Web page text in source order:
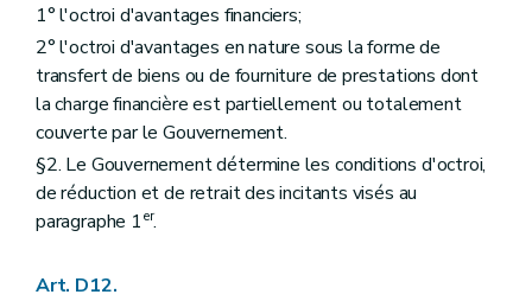
1° l'octroi d'avantages financiers;
2° l'octroi d'avantages en nature sous la forme de
transfert de biens ou de fourniture de prestations dont
la charge financière est partiellement ou totalement
couverte par le Gouvernement.
§2. Le Gouvernement détermine les conditions d'octroi,
de réduction et de retrait des incitants visés au
paragraphe 1er.
Art. D12.